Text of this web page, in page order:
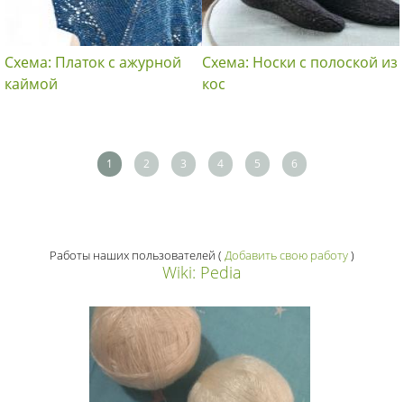
Схема: Платок с ажурной
каймой
Схема: Носки с полоской из
кос
1 2 3 4 5 6
Работы наших пользователей ( Добавить свою работу)
Wiki: Pedia